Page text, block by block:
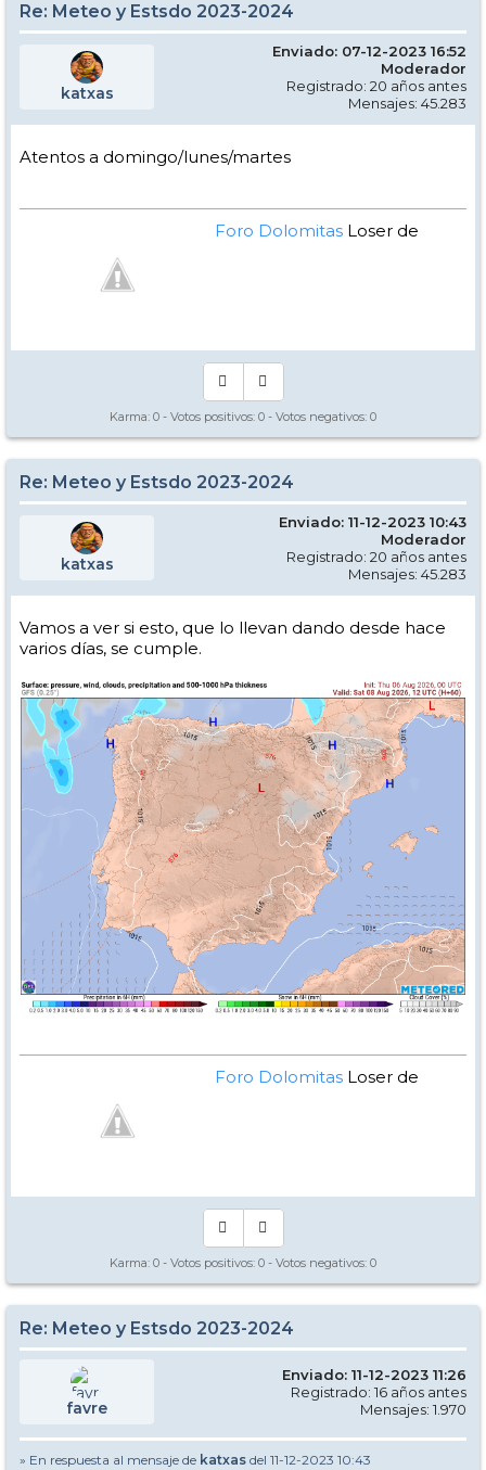
Re: Meteo y Estsdo 2023-2024
katxas
Enviado: 07-12-2023 16:52
Moderador
Registrado: 20 años antes
Mensajes: 45.283
Atentos a domingo/lunes/martes
Foro DolomitasLoser de
Karma: 0 - Votos positivos: 0 - Votos negativos: 0
Re: Meteo y Estsdo 2023-2024
katxas
Enviado: 11-12-2023 10:43
Moderador
Registrado: 20 años antes
Mensajes: 45.283
Vamos a ver si esto, que lo llevan dando desde hace
varios días, se cumple.
Foro DolomitasLoser de
Karma: 0 - Votos positivos: 0 - Votos negativos: 0
Re: Meteo y Estsdo 2023-2024
favre
Enviado: 11-12-2023 11:26
Registrado: 16 años antes
Mensajes: 1.970
» En respuesta al mensaje de katxas del 11-12-2023 10:43